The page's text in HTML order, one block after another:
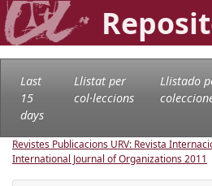
Last
15
days
Llistat per
col·leccions
Llistado
Revistes Publicacions URV: Revista
International Journal of Organizations2011